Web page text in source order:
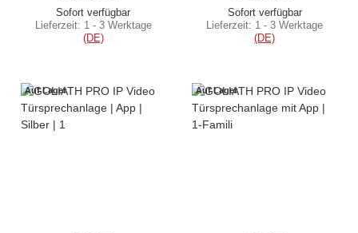
Sofort verfügbar
Lieferzeit: 1 - 3 Werktage
(DE)
Sofort verfügbar
Lieferzeit: 1 - 3 Werktage
(DE)
Auf Lager Auf Lager